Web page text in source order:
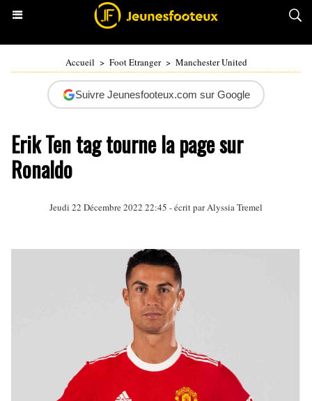
Accueil > Foot Etranger > Manchester United
Suivre Jeunesfooteux.com sur Google
Erik Ten tag tourne la page sur
Ronaldo
Jeudi 22 Décembre 2022 22:45 - écrit parAlyssia Tremel